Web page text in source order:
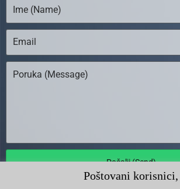
Pošalji (Send)
Poštovani korisnici,